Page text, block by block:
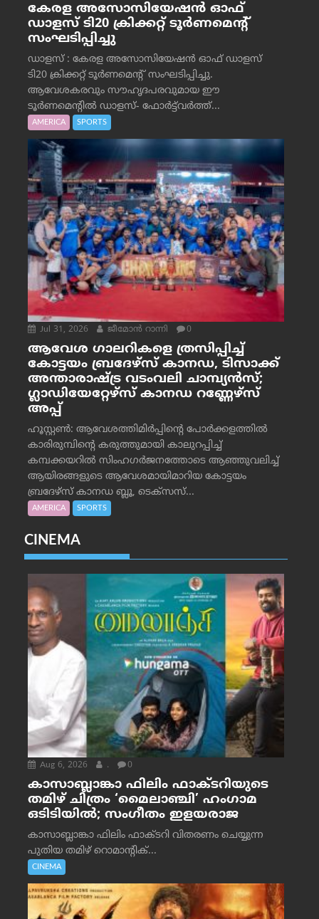
കേരള അസോസിയേഷൻ ഓഫ്
ഡാളസ് ടി20 ക്രിക്കറ്റ് ടൂർണമെന്റ്
സംഘടിപ്പിച്ചു
ഡാളസ് : കേരള അസോസിയേഷൻ ഓഫ് ഡാളസ്
ടി20 ക്രിക്കറ്റ് ടൂർണമെന്റ് സംഘടിപ്പിച്ചു.
ആവേശകരവും സൗഹൃദപരവുമായ ഈ
ടൂർണമെന്റിൽ ഡാളസ്- ഫോർട്ട്‌വര്‍ത്ത്...
AMERICA SPORTS
Jul 31, 2026 ജീമോന്‍ റാന്നി 0
ആവേശ ഗാലറികളെ ത്രസിപ്പിച്ച്
കോട്ടയം ബ്രദേഴ്‌സ് കാനഡ, ടിസാക്ക്
അന്താരാഷ്ട്ര വടംവലി ചാമ്പ്യന്‍സ്;
ഗ്ലാഡിയേറ്റേഴ്‌സ് കാനഡ റണ്ണേഴ്‌സ്
അപ്പ്
ഹൂസ്റ്റണ്‍: ആവേശത്തിമിര്‍പ്പിന്റെ പോര്‍ക്കളത്തില്‍
കാരിരുമ്പിന്റെ കരുത്തുമായി കാലുറപ്പിച്ച്
കമ്പക്കയറില്‍ സിംഹഗര്‍ജനത്തോടെ ആഞ്ഞുവലിച്ച്
ആയിരങ്ങളുടെ ആവേശമായിമാറിയ കോട്ടയം
ബ്രദേഴ്‌സ് കാനഡ ബ്ലൂ, ടെക്‌സസ്...
AMERICA SPORTS
CINEMA
Aug 6, 2026 . 0
കാസാബ്ലാങ്കാ ഫിലിം ഫാക്ടറിയുടെ
തമിഴ് ചിത്രം ‘മൈലാഞ്ചി’ ഹംഗാമ
ഒടിടിയിൽ; സംഗീതം ഇളയരാജ
കാസാബ്ലാങ്കാ ഫിലിം ഫാക്ടറി വിതരണം ചെയ്യുന്ന
പുതിയ തമിഴ് റൊമാന്റിക്...
CINEMA